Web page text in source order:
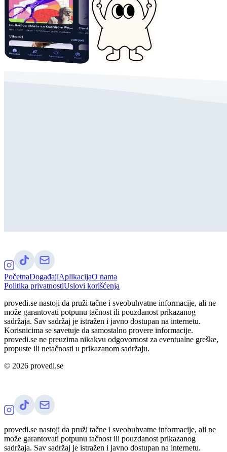
PočetnaDogađajiAplikacijaO nama
Politika privatnostiUslovi korišćenja
provedi.se nastoji da pruži tačne i sveobuhvatne informacije, ali ne
može garantovati potpunu tačnost ili pouzdanost prikazanog
sadržaja. Sav sadržaj je istražen i javno dostupan na internetu.
Korisnicima se savetuje da samostalno provere informacije.
provedi.se ne preuzima nikakvu odgovornost za eventualne greške,
propuste ili netačnosti u prikazanom sadržaju.
© 2026 provedi.se
provedi.se nastoji da pruži tačne i sveobuhvatne informacije, ali ne
može garantovati potpunu tačnost ili pouzdanost prikazanog
sadržaja. Sav sadržaj je istražen i javno dostupan na internetu.